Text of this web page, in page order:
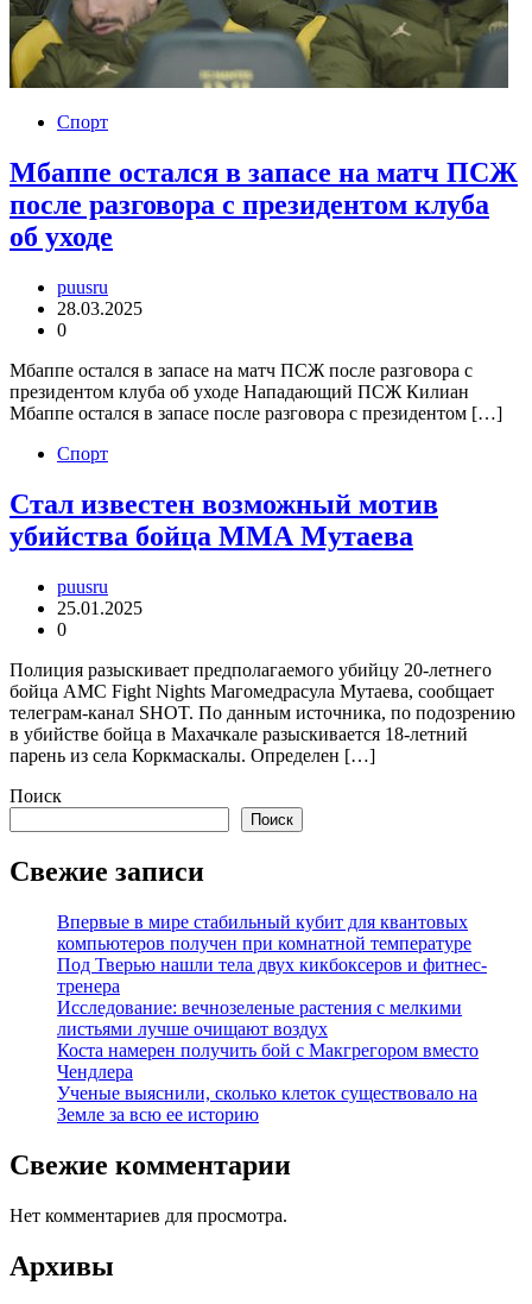
Спорт
Мбаппе остался в запасе на матч ПСЖ
после разговора с президентом клуба
об уходе
puusru
28.03.2025
0
Мбаппе остался в запасе на матч ПСЖ после разговора с
президентом клуба об уходе Нападающий ПСЖ Килиан
Мбаппе остался в запасе после разговора с президентом […]
Спорт
Стал известен возможный мотив
убийства бойца MMA Мутаева
puusru
25.01.2025
0
Полиция разыскивает предполагаемого убийцу 20-летнего
бойца AMC Fight Nights Магомедрасула Мутаева, сообщает
телеграм-канал SHOT. По данным источника, по подозрению
в убийстве бойца в Махачкале разыскивается 18-летний
парень из села Коркмаскалы. Определен […]
Поиск
Поиск
Свежие записи
Впервые в мире стабильный кубит для квантовых
компьютеров получен при комнатной температуре
Под Тверью нашли тела двух кикбоксеров и фитнес-
тренера
Исследование: вечнозеленые растения с мелкими
листьями лучше очищают воздух
Коста намерен получить бой с Макгрегором вместо
Чендлера
Ученые выяснили, сколько клеток существовало на
Земле за всю ее историю
Свежие комментарии
Нет комментариев для просмотра.
Архивы